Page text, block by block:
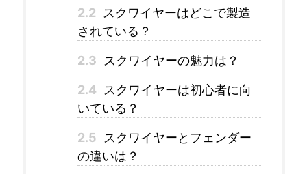
2.2
スクワイヤーはどこで製造
されている？
2.3 スクワイヤーの魅力は？
2.4
スクワイヤーは初心者に向
いている？
2.5
スクワイヤーとフェンダー
の違いは？